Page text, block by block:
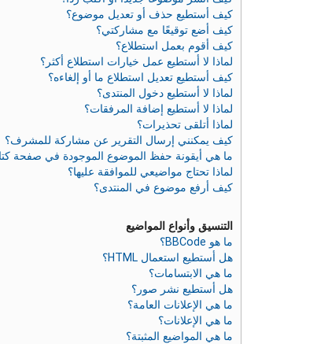
كيف أستطيع حذف أو تعديل موضوع؟
كيف أضع توقيعًا مع مشاركتي؟
كيف أقوم بعمل استطلاع؟
لماذا لا أستطيع عمل خيارات استطلاع أكثر؟
كيف أستطيع تعديل استطلاع ما أو إلغاءه؟
لماذا لا أستطيع دخول المنتدى؟
لماذا لا أستطيع إضافة المرفقات؟
لماذا أتلقى تحذيرات؟
كيف يمكنني إرسال التقرير عن مشاركة للمشرف؟
ما هي أيقونة حفظ الموضوع الموجودة في صفحة
لماذا تحتاج مواضيعي للموافقة عليها؟
كيف أرفع موضوع في المنتدى؟
التنسيق وأنواع المواضيع
ما هو BBCode؟
هل أستطيع استعمال HTML؟
ما هي الابتسامات؟
هل أستطيع نشر صور؟
ما هي الإعلانات العامة؟
ما هي الإعلانات؟
ما هي المواضيع المثبتة؟